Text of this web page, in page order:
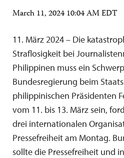
March 11, 2024 10:04 AM EDT
11. März 2024 – Die
Straflosigkeit bei
Philippinen muss ein
Bundesregierung beim
philippinischen Präsidenten
vom 11. bis 13. März sein,
drei internationalen
Pressefreiheit am Montag.
sollte die Pressefreiheit und